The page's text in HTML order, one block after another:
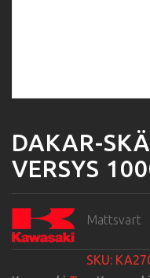
DAKAR-
VERSYS
Mattsvart
SKU: